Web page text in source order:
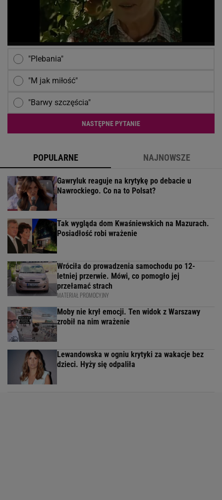
"Plebania"
"M jak miłość"
"Barwy szczęścia"
NASTĘPNE PYTANIE
POPULARNE NAJNOWSZE
Gawryluk reaguje na krytykę po debacie u
Nawrockiego. Co na to Polsat?
Tak wygląda dom Kwaśniewskich na Mazurach.
Posiadłość robi wrażenie
Wróciła do prowadzenia samochodu po 12-
letniej przerwie. Mówi, co pomogło jej
przełamać strach
MATERIAŁ PROMOCYJNY
Moby nie krył emocji. Ten widok z Warszawy
zrobił na nim wrażenie
Lewandowska w ogniu krytyki za wakacje bez
dzieci. Hyży się odpaliła